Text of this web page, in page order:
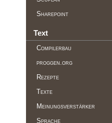
Sharepoint
Text
Compilerbau
proggen.org
Rezepte
Texte
Meinungsverstärker
Sprache